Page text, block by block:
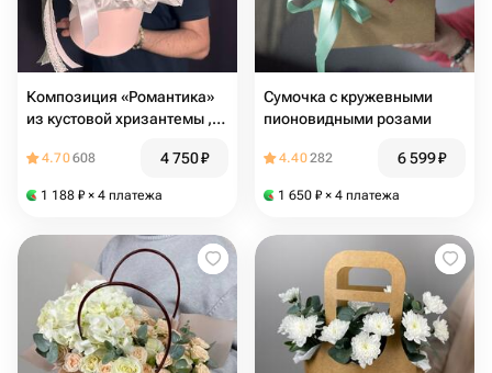
Композиция «Романтика»
из кустовой хризантемы ,
лагуруса
4.70608 4 750₽
1 188 ₽ × 4 платежа
Сумочка с кружевными
пионовидными розами
4.40282 6 599₽
1 650 ₽ × 4 платежа